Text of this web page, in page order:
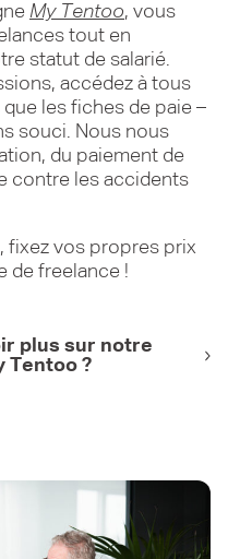
My Tentoo, vous
tout en
statut de salarié.
accédez à tous
les fiches de paie –
souci. Nous nous
du paiement de
contre les accidents
fixez vos propres prix
de freelance !
plus sur notre
Tentoo ?